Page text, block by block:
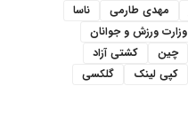
مهدی طارمی
ناسا
وزارت ورزش و جوانان
چین
کشتی آزاد
کپی لینک
گلکسی